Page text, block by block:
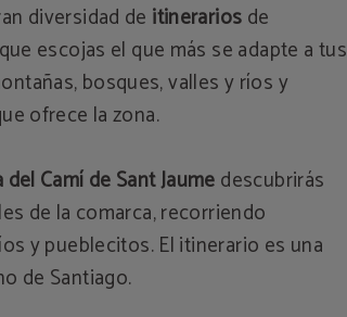
diversidad de itinerariosde
escojas el que más se adapte a tus
bosques, valles y ríos y
ofrece la zona.
del Camí de Sant Jaumedescubrirás
de la comarca, recorriendo
y pueblecitos. El itinerario es una
de Santiago.